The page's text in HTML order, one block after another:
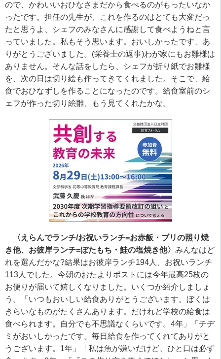
ので、かわいいおひなさまだから食べるのがもったいなか
ったです。担任の先生が、これを作るのはとても大変だっ
たと思うよ、シェフのみなさんに感謝して食べようねと言
っていました。私もそう思います。おいしかったです、あ
りがとうございました。 (栄養士の返事)わが家にもお雛様は
ありません。そんな話をしたら、シェフが折り紙でお雛様
を、次の日は切り絵も作ってきてくれました。そこで、給
食でおひなずしを作ることになったのです。給食室前のシ
ェフが作った切り絵雛、もう見てくれたかな。
〈えらんでランチ/お祝いランチ=お赤飯・ブリの照り焼
き他、お彼岸ランチ=ぼたもち・鮭の塩焼き他〉 みんなはど
れを選んだかな?結果はお彼岸ランチ194 人、お祝いランチ
113 人でした。今朝のおたよりポストには今年最高25枚の
お便りが届いて嬉しくなりました。いくつか紹介しましょ
う。「いつもおいしい給食ありがとうございます。ぼくは
きらいなものがたくさんあります。だけれど学校の給食は
食べられます。自分でも不思議なくらいです。 4年」「チヂ
ミがおいしかったです。毎日給食を作ってくれてありがと
うございます。 1年」「私は魚が嫌いだけど、ひと口は必ず